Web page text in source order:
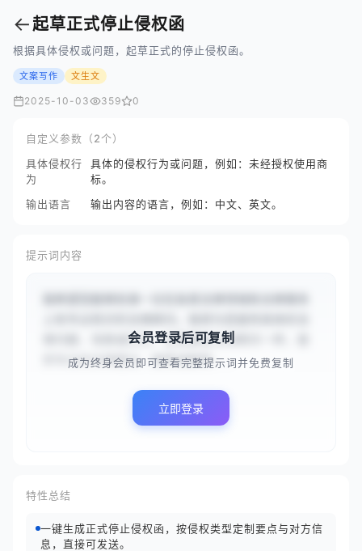
←起草正式停止侵权函
根据具体侵权或问题，起草正式的停止侵权函。
文案写作 文生文
2025-10-03 359 0
自定义参数（2个）
具体侵权行
为
具体的侵权行为或问题，例如：未经授权使用商
标。
输出语言
输出内容的语言，例如：中文、英文。
提示词内容
律问题、场景或任务，您需要像法律顾问一样，提
供专业的法律建议、推荐或解释...
会员登录后可复制
成为终身会员即可查看完整提示词并免费复制
立即登录
特性总结
一键生成正式停止侵权函，按侵权类型定制要点与对方信
息，直接可发送。